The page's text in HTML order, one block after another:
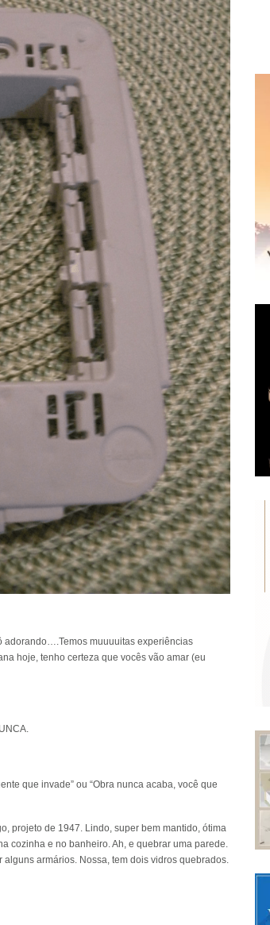
adorando….Temos muuuuitas experiências
hoje, tenho certeza que vocês vão amar (eu
que invade” ou “Obra nunca acaba, você que
projeto de 1947. Lindo, super bem mantido, ótima
cozinha e no banheiro. Ah, e quebrar uma parede.
alguns armários. Nossa, tem dois vidros quebrados.